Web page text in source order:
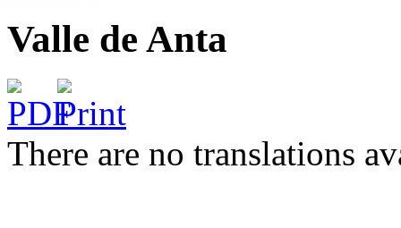
Valle de Anta
There are no translations